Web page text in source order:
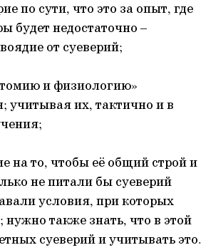
по сути, что это за опыт, где
будет недостаточно –
от суеверий;
и физиологию»
учитывая их, тактично и в
на то, чтобы её общий строй и
не питали бы суеверий
условия, при которых
нужно также знать, что в этой
суеверий и учитывать это.